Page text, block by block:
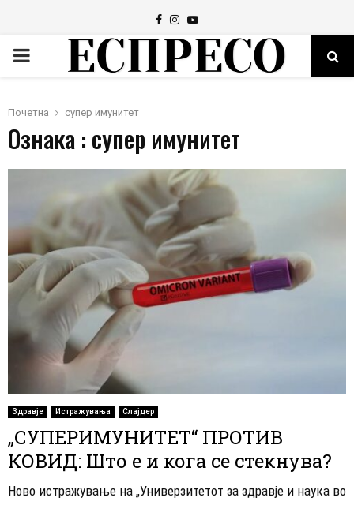
Facebook
Instagram
Youtube
PRIMARY
Почетна супер имунитет
Ознака : супер имунитет
Здравје Истражувања Слајдер
„СУПЕРИМУНИТЕТ“ ПРОТИВ
КОВИД: Што е и кога се стекнува?
Ново истражување на „Универзитетот за здравје и наука во